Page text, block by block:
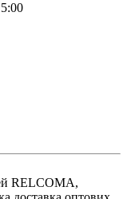
RELCOMA,